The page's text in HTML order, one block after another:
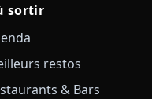
sortir
restos
& Bars